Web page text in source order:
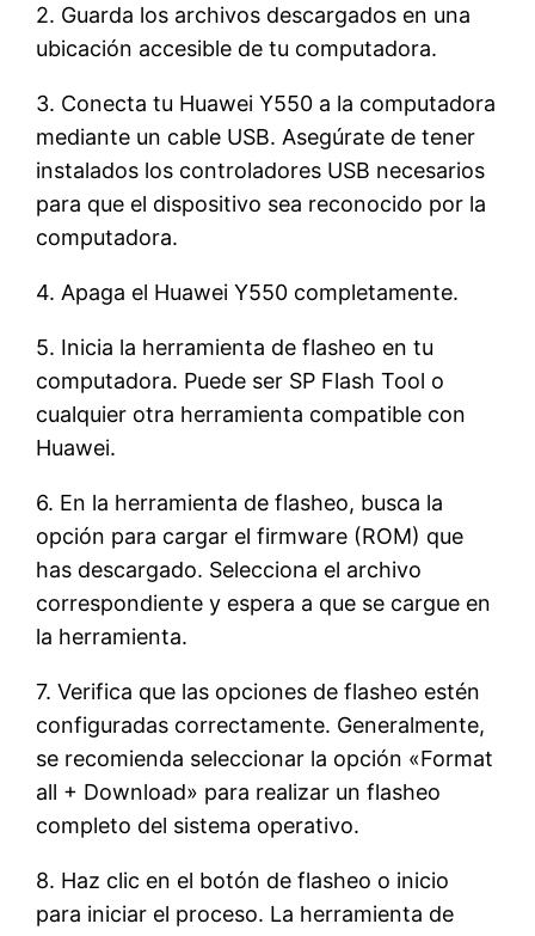
2. Guarda los archivos descargados en una
ubicación accesible de tu computadora.
3. Conecta tu Huawei Y550 a la computadora
mediante un cable USB. Asegúrate de tener
instalados los controladores USB necesarios
para que el dispositivo sea reconocido por la
computadora.
4. Apaga el Huawei Y550 completamente.
5. Inicia la herramienta de flasheo en tu
computadora. Puede ser SP Flash Tool o
cualquier otra herramienta compatible con
Huawei.
6. En la herramienta de flasheo, busca la
opción para cargar el firmware (ROM) que
has descargado. Selecciona el archivo
correspondiente y espera a que se cargue en
la herramienta.
7. Verifica que las opciones de flasheo estén
configuradas correctamente. Generalmente,
se recomienda seleccionar la opción «Format
all + Download» para realizar un flasheo
completo del sistema operativo.
8. Haz clic en el botón de flasheo o inicio
para iniciar el proceso. La herramienta de